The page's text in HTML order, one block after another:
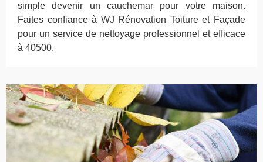
simple devenir un cauchemar pour votre maison.
Faites confiance à WJ Rénovation Toiture et Façade
pour un service de nettoyage professionnel et efficace
à 40500.